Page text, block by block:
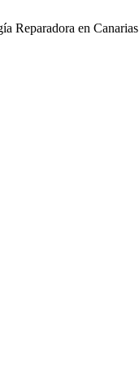
Reparadora en Canarias